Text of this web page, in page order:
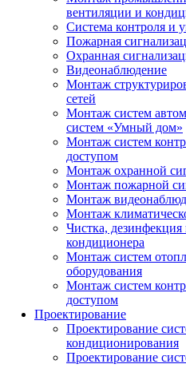
вентиляции и
Система контроля и
Пожарная
Охранная
Видеонаблюдение
Монтаж
сетей
Монтаж систем
систем «Умный дом»
Монтаж систем
доступом
Монтаж охранной
Монтаж пожарной
Монтаж
Монтаж
Чистка, дезинфекция
кондиционера
Монтаж систем
оборудования
Монтаж систем
доступом
Проектирование
Проектирование
кондиционирования
Проектирование